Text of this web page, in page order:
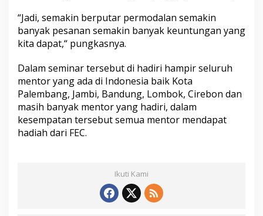
“Jadi, semakin berputar permodalan semakin
banyak pesanan semakin banyak keuntungan yang
kita dapat,“ pungkasnya.
Dalam seminar tersebut di hadiri hampir seluruh
mentor yang ada di Indonesia baik Kota
Palembang, Jambi, Bandung, Lombok, Cirebon dan
masih banyak mentor yang hadiri, dalam
kesempatan tersebut semua mentor mendapat
hadiah dari FEC.
Ikuti Kami